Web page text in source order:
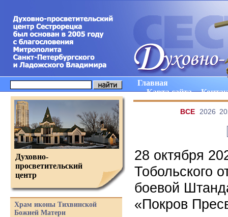
Главная
Карта сайта
ВCE 2026
28 октября
Тобольского
боевой
«Покров
Духовно-
просветительский
центр
Храм иконы Тихвинской
Божией Матери